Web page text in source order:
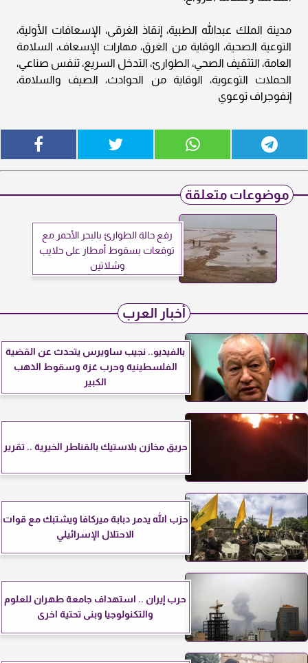
مدينة الملك عبدالله الطبية، إنقاذ الغرقى، الإسعافات الأولية،
التوعية الصحية، الوقاية من الغرق، مهارات الإسعاف، السلامة
العامة، التثقيف الصحي، الطوارئ، التدخل السريع، تنفس صناعي،
الحملات التوعوية، الوقاية من الحوادث، الصيف والسلامة،
إنفوجراف توعوي
موضوعات متعلقة
رفع حالة الطوارئ بالبحر الأحمر مع
توقعات بسقوط أمطار على حلايب
وشلاتين
أخبار العرب
بالفيديو.. نجيب ساويرس يتحدث عن القضية
الفلسطينية وحرب غزة وسقوط الذهب
الكبير
حريق مخازن بلاستيك بالقناطر الخيرية .. تقرير
حزب الله يدمر دبابة ميركافا ويشتبك مع قوات
الاحتلال الإسرائيلي
حرب إيران .. استهداف جامعة طهران للعلوم
والتكنولوجيا وبنى تحتية اخرى